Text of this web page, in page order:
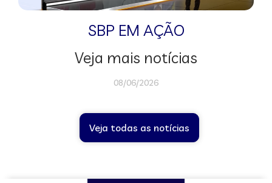
SBP EM AÇÃO
Veja mais notícias
08/06/2026
Veja todas as notícias